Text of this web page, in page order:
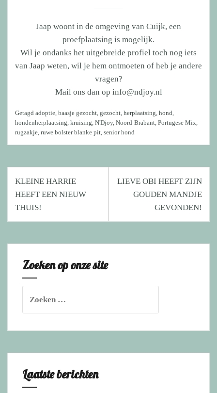
———–
Jaap woont in de omgeving van Cuijk, een
proefplaatsing is mogelijk.
Wil je ondanks het uitgebreide profiel toch nog iets
van Jaap weten, wil je hem ontmoeten of heb je andere
vragen?
Mail ons dan op info@ndjoy.nl
Getagd adoptie baasje gezocht gezocht herplaatsing hond
hondenherplaatsing kruising N'Djoy, Noord-Brabant Portugese Mix
rugzakje ruwe bolster blanke pit senior hond
Bericht
navigatie
KLEINE HARRIE
HEEFT EEN NIEUW
THUIS!
LIEVE OBI HEEFT ZIJN
GOUDEN MANDJE
GEVONDEN!
Zoeken op onze site
naar:
Laatste berichten